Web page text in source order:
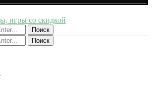
Поиск
Поиск